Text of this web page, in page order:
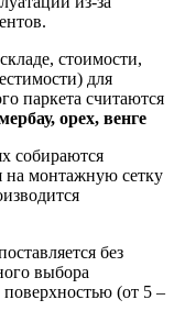
стоимости,
для
паркета считаются
орех, венге
собираются
на монтажную сетку
без
выбора
(от 5 –